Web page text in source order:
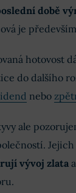
době
je
hotovost
do dalšího
nebo
ale
vývoj zlata